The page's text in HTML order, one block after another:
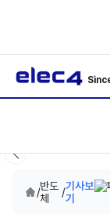
/반도
체
/기사보
기